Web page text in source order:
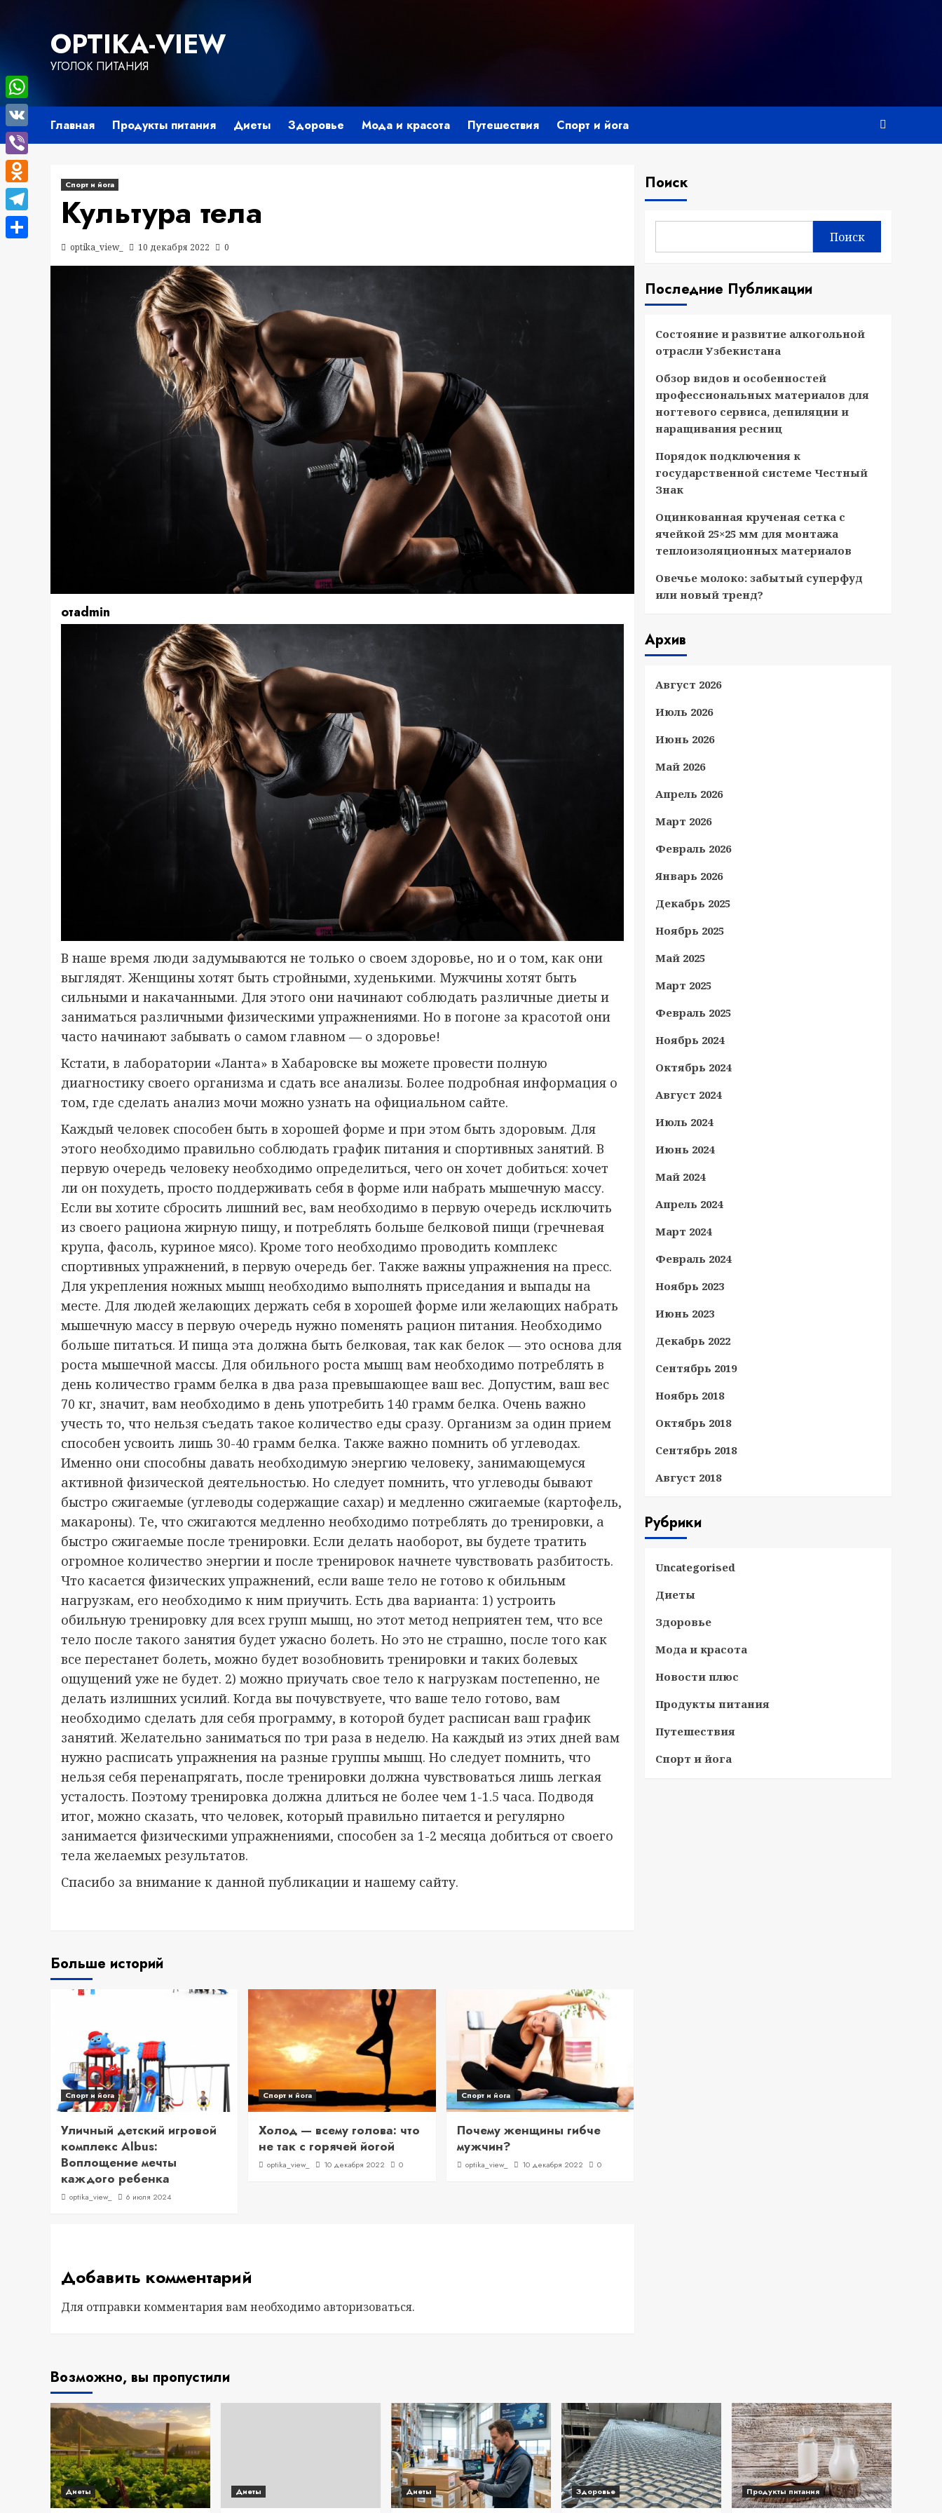
содержимомуOPTIKA-VIEW
УГОЛОК ПИТАНИЯ
Главная Продукты питания Диеты Здоровье Мода и красота Путешествия Спорт и йога
Спорт и йога
Культура тела
optika_view_ 10 декабря 2022 0
отadmin
В наше время люди задумываются не только о своем здоровье, но и о том, как они
выглядят. Женщины хотят быть стройными, худенькими. Мужчины хотят быть
сильными и накачанными. Для этого они начинают соблюдать различные диеты и
заниматься различными физическими упражнениями. Но в погоне за красотой они
часто начинают забывать о самом главном — о здоровье!
Кстати, в лаборатории «Ланта» в Хабаровске вы можете провести полную
диагностику своего организма и сдать все анализы. Более подробная информация о
том, где сделать анализ мочи можно узнать на официальном сайте.
Каждый человек способен быть в хорошей форме и при этом быть здоровым. Для
этого необходимо правильно соблюдать график питания и спортивных занятий. В
первую очередь человеку необходимо определиться, чего он хочет добиться: хочет
ли он похудеть, просто поддерживать себя в форме или набрать мышечную массу.
Если вы хотите сбросить лишний вес, вам необходимо в первую очередь исключить
из своего рациона жирную пищу, и потреблять больше белковой пищи (гречневая
крупа, фасоль, куриное мясо). Кроме того необходимо проводить комплекс
спортивных упражнений, в первую очередь бег. Также важны упражнения на пресс.
Для укрепления ножных мышц необходимо выполнять приседания и выпады на
месте. Для людей желающих держать себя в хорошей форме или желающих набрать
мышечную массу в первую очередь нужно поменять рацион питания. Необходимо
больше питаться. И пища эта должна быть белковая, так как белок — это основа для
роста мышечной массы. Для обильного роста мышц вам необходимо потреблять в
день количество грамм белка в два раза превышающее ваш вес. Допустим, ваш вес
70 кг, значит, вам необходимо в день употребить 140 грамм белка. Очень важно
учесть то, что нельзя съедать такое количество еды сразу. Организм за один прием
способен усвоить лишь 30-40 грамм белка. Также важно помнить об углеводах.
Именно они способны давать необходимую энергию человеку, занимающемуся
активной физической деятельностью. Но следует помнить, что углеводы бывают
быстро сжигаемые (углеводы содержащие сахар) и медленно сжигаемые (картофель,
макароны). Те, что сжигаются медленно необходимо потреблять до тренировки, а
быстро сжигаемые после тренировки. Если делать наоборот, вы будете тратить
огромное количество энергии и после тренировок начнете чувствовать разбитость.
Что касается физических упражнений, если ваше тело не готово к обильным
нагрузкам, его необходимо к ним приучить. Есть два варианта: 1) устроить
обильную тренировку для всех групп мышц, но этот метод неприятен тем, что все
тело после такого занятия будет ужасно болеть. Но это не страшно, после того как
все перестанет болеть, можно будет возобновить тренировки и таких болевых
ощущений уже не будет. 2) можно приучать свое тело к нагрузкам постепенно, не
делать излишних усилий. Когда вы почувствуете, что ваше тело готово, вам
необходимо сделать для себя программу, в которой будет расписан ваш график
занятий. Желательно заниматься по три раза в неделю. На каждый из этих дней вам
нужно расписать упражнения на разные группы мышц. Но следует помнить, что
нельзя себя перенапрягать, после тренировки должна чувствоваться лишь легкая
усталость. Поэтому тренировка должна длиться не более чем 1-1.5 часа. Подводя
итог, можно сказать, что человек, который правильно питается и регулярно
занимается физическими упражнениями, способен за 1-2 месяца добиться от своего
тела желаемых результатов.
Спасибо за внимание к данной публикации и нашему сайту.
Больше историй
Спорт и йога
Уличный детский игровой
комплекс Albus:
Воплощение мечты
каждого ребенка
optika_view_ 6 июля 2024
Спорт и йога
Холод — всему голова: что
не так с горячей йогой
optika_view_ 10 декабря 2022 0
Спорт и йога
Почему женщины гибче
мужчин?
optika_view_ 10 декабря 2022 0
Добавить комментарий
Для отправки комментария вам необходимо авторизоваться.
Поиск
Поиск
Последние Публикации
Состояние и развитие алкогольной
отрасли Узбекистана
Обзор видов и особенностей
профессиональных материалов для
ногтевого сервиса, депиляции и
наращивания ресниц
Порядок подключения к
государственной системе Честный
Знак
Оцинкованная крученая сетка с
ячейкой 25×25 мм для монтажа
теплоизоляционных материалов
Овечье молоко: забытый суперфуд
или новый тренд?
Архив
Август 2026
Июль 2026
Июнь 2026
Май 2026
Апрель 2026
Март 2026
Февраль 2026
Январь 2026
Декабрь 2025
Ноябрь 2025
Май 2025
Март 2025
Февраль 2025
Ноябрь 2024
Октябрь 2024
Август 2024
Июль 2024
Июнь 2024
Май 2024
Апрель 2024
Март 2024
Февраль 2024
Ноябрь 2023
Июнь 2023
Декабрь 2022
Сентябрь 2019
Ноябрь 2018
Октябрь 2018
Сентябрь 2018
Август 2018
Рубрики
Uncategorised
Диеты
Здоровье
Мода и красота
Новости плюс
Продукты питания
Путешествия
Спорт и йога
Возможно, вы пропустили
Диеты Диеты Диеты Здоровье Продукты питания
WhatsApp
VK
Viber
Odnoklassniki
Telegram
Отправить